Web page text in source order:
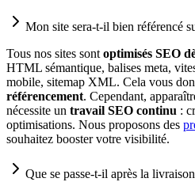
Mon site sera-t-il bien référencé
Tous nos sites sont optimisés SEO
HTML sémantique, balises meta,
mobile, sitemap XML. Cela vous
référencement. Cependant,
nécessite un travail SEO continu :
optimisations. Nous proposons des
souhaitez booster votre visibilité.
Que se passe-t-il après la